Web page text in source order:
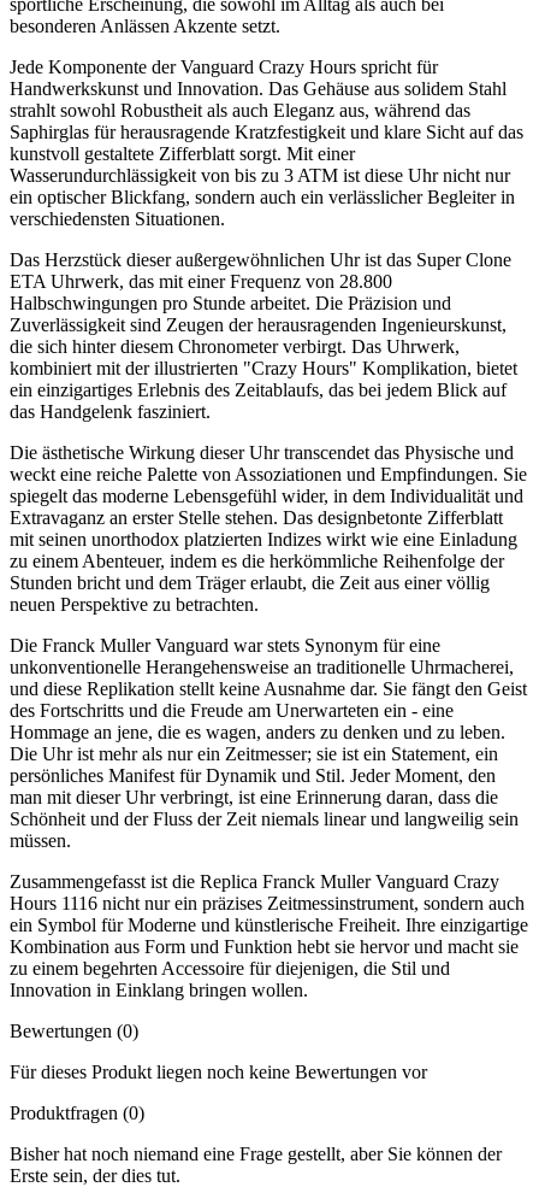
besonderen Anlässen Akzente setzt.
Jede Komponente der Vanguard Crazy Hours spricht für
Handwerkskunst und Innovation. Das Gehäuse aus solidem Stahl
strahlt sowohl Robustheit als auch Eleganz aus, während das
Saphirglas für herausragende Kratzfestigkeit und klare Sicht auf das
kunstvoll gestaltete Zifferblatt sorgt. Mit einer
Wasserundurchlässigkeit von bis zu 3 ATM ist diese Uhr nicht nur
ein optischer Blickfang, sondern auch ein verlässlicher Begleiter in
verschiedensten Situationen.
Das Herzstück dieser außergewöhnlichen Uhr ist das Super Clone
ETA Uhrwerk, das mit einer Frequenz von 28.800
Halbschwingungen pro Stunde arbeitet. Die Präzision und
Zuverlässigkeit sind Zeugen der herausragenden Ingenieurskunst,
die sich hinter diesem Chronometer verbirgt. Das Uhrwerk,
kombiniert mit der illustrierten "Crazy Hours" Komplikation, bietet
ein einzigartiges Erlebnis des Zeitablaufs, das bei jedem Blick auf
das Handgelenk fasziniert.
Die ästhetische Wirkung dieser Uhr transcendet das Physische und
weckt eine reiche Palette von Assoziationen und Empfindungen. Sie
spiegelt das moderne Lebensgefühl wider, in dem Individualität und
Extravaganz an erster Stelle stehen. Das designbetonte Zifferblatt
mit seinen unorthodox platzierten Indizes wirkt wie eine Einladung
zu einem Abenteuer, indem es die herkömmliche Reihenfolge der
Stunden bricht und dem Träger erlaubt, die Zeit aus einer völlig
neuen Perspektive zu betrachten.
Die Franck Muller Vanguard war stets Synonym für eine
unkonventionelle Herangehensweise an traditionelle Uhrmacherei,
und diese Replikation stellt keine Ausnahme dar. Sie fängt den Geist
des Fortschritts und die Freude am Unerwarteten ein - eine
Hommage an jene, die es wagen, anders zu denken und zu leben.
Die Uhr ist mehr als nur ein Zeitmesser; sie ist ein Statement, ein
persönliches Manifest für Dynamik und Stil. Jeder Moment, den
man mit dieser Uhr verbringt, ist eine Erinnerung daran, dass die
Schönheit und der Fluss der Zeit niemals linear und langweilig sein
müssen.
Zusammengefasst ist die Replica Franck Muller Vanguard Crazy
Hours 1116 nicht nur ein präzises Zeitmessinstrument, sondern auch
ein Symbol für Moderne und künstlerische Freiheit. Ihre einzigartige
Kombination aus Form und Funktion hebt sie hervor und macht sie
zu einem begehrten Accessoire für diejenigen, die Stil und
Innovation in Einklang bringen wollen.
Bewertungen (0)
Für dieses Produkt liegen noch keine Bewertungen vor
Produktfragen (0)
Bisher hat noch niemand eine Frage gestellt, aber Sie können der
Erste sein, der dies tut.